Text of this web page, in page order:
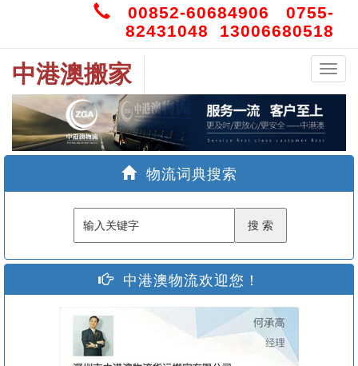
00852-60684906 0755-
82431048 13006680518
中
港
中港澳搬家
物流词典搜索
中港澳物流欢迎您！